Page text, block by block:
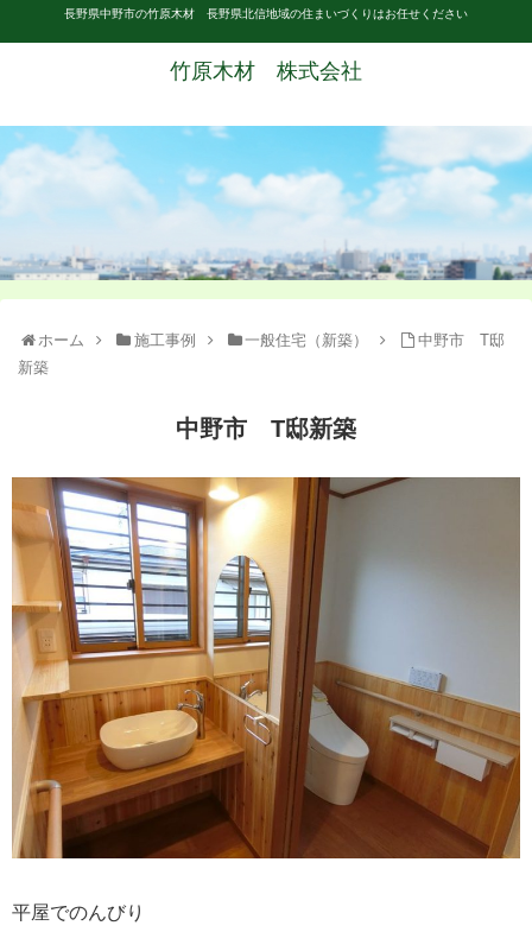
長野県中野市の竹原木材 長野県北信地域の住まいづくりはお任せください
竹原木材 株式会社
ホーム 施工事例 一般住宅（新築）
中野市 T邸
新築
中野市 T邸新築
平屋でのんびり